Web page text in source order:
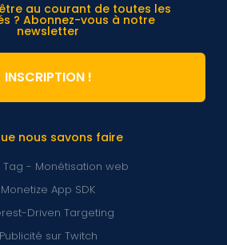
nous savons faire
Tag - Monétisation web
Monetize App SDK
Driven Targeting
Publicité sur Twitch
au courant de toutes les
? Abonnez-vous à notre
newsletter
INSCRIPTION !